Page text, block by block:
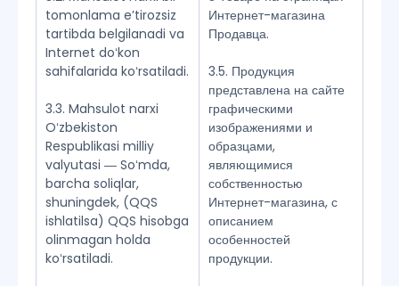
tomonlama eʼtirozsiz
tartibda belgilanadi va
Internet doʻkon
sahifalarida koʻrsatiladi.
3.3. Mahsulot narxi
Oʻzbekiston
Respublikasi milliy
valyutasi ― Soʻmda,
barcha soliqlar,
shuningdek, (QQS
ishlatilsa) QQS hisobga
olinmagan holda
koʻrsatiladi.
Интернет-магазина
Продавца.
3.5. Продукция
представлена на сайте
графическими
изображениями и
образцами,
являющимися
собственностью
Интернет-магазина, с
описанием
особенностей
продукции.